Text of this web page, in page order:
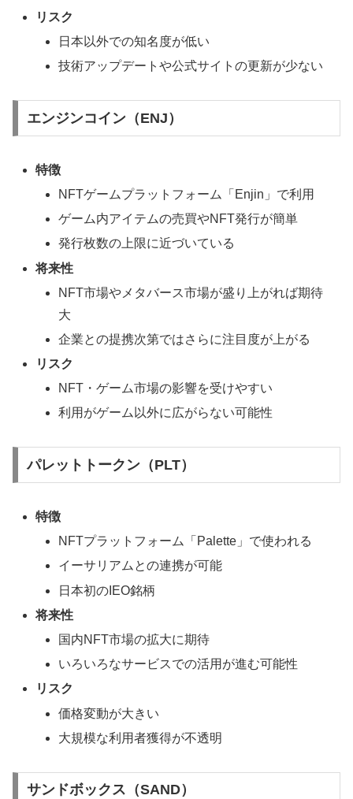
リスク
日本以外での知名度が低い
技術アップデートや公式サイトの更新が少ない
エンジンコイン（ENJ）
特徴
NFTゲームプラットフォーム「Enjin」で利用
ゲーム内アイテムの売買やNFT発行が簡単
発行枚数の上限に近づいている
将来性
NFT市場やメタバース市場が盛り上がれば期待
大
企業との提携次第ではさらに注目度が上がる
リスク
NFT・ゲーム市場の影響を受けやすい
利用がゲーム以外に広がらない可能性
パレットトークン（PLT）
特徴
NFTプラットフォーム「Palette」で使われる
イーサリアムとの連携が可能
日本初のIEO銘柄
将来性
国内NFT市場の拡大に期待
いろいろなサービスでの活用が進む可能性
リスク
価格変動が大きい
大規模な利用者獲得が不透明
サンドボックス（SAND）